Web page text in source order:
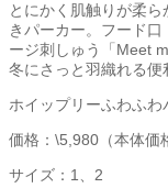
とにかく肌触りが柔
きパーカー。フード
ージ刺しゅう「Meet
冬にさっと羽織れる便
ホイップリーふわふわ
価格：\5,980（本体価
サイズ：1、2